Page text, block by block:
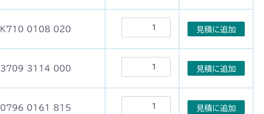
K710 0108 020 見積に追加
3709 3114 000 見積に追加
0796 0161 815 見積に追加